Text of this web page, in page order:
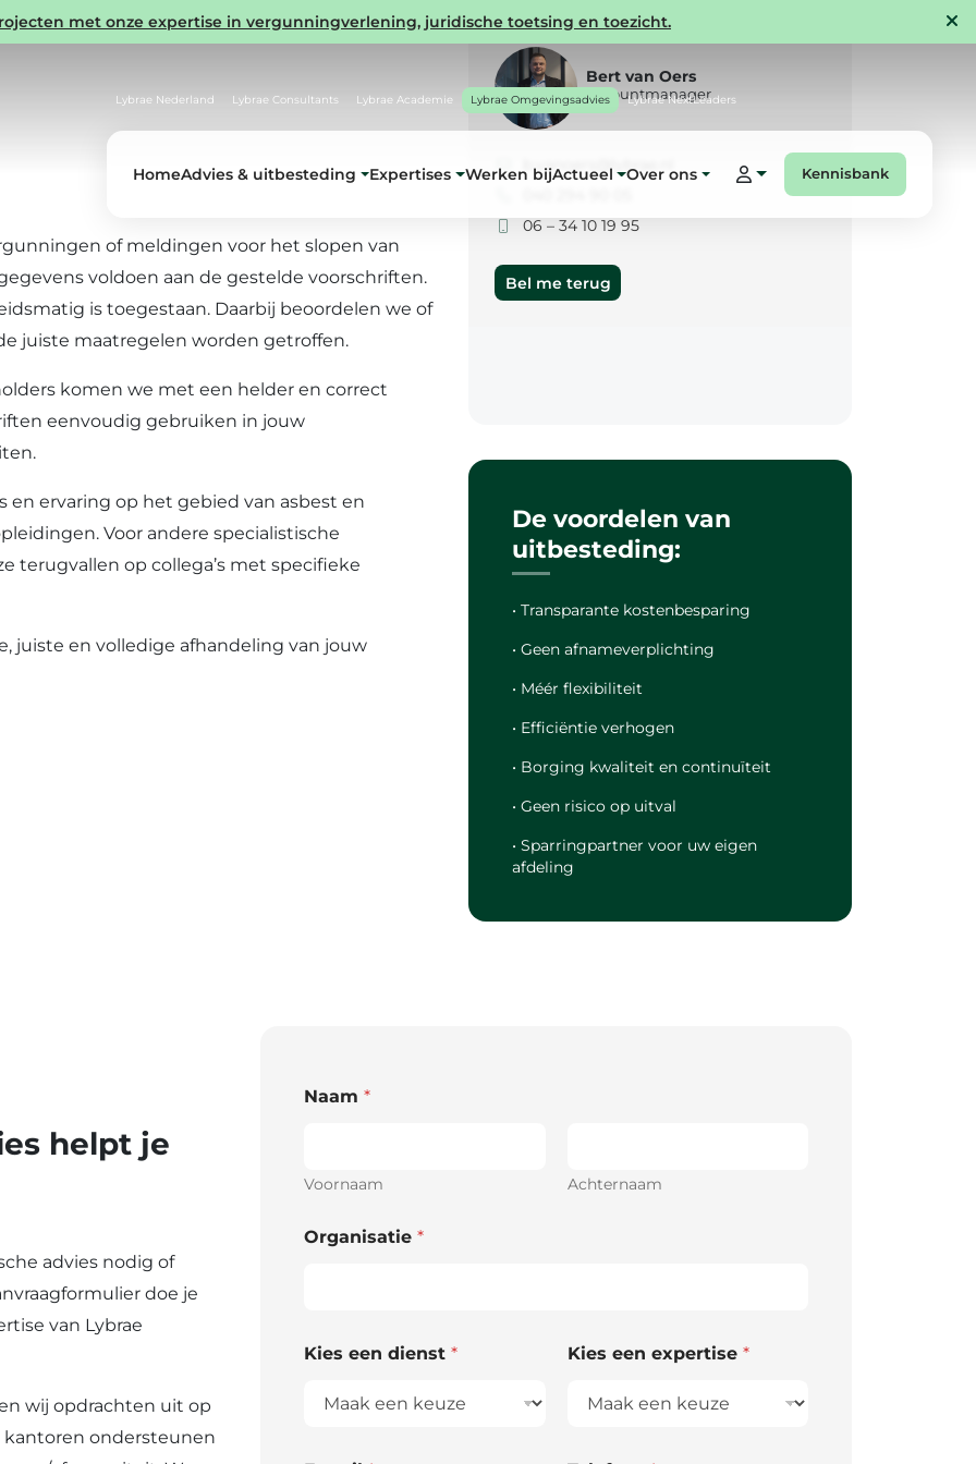
met onze expertise in vergunningverlening, juridische toetsing en toezicht.
Lybrae Nederland Lybrae Consultants Lybrae Academie Lybrae Omgevingsadvies Lybrae NextLeaders
HomeAdvies & uitbesteding Expertises Werken bijActueel Over ons Kennisbank
of meldingen voor het slopen van
voldoen aan de gestelde voorschriften.
is toegestaan. Daarbij beoordelen we of
juiste maatregelen worden getroffen.
komen we met een helder en correct
eenvoudig gebruiken in jouw
ervaring op het gebied van asbest en
Voor andere specialistische
terugvallen op collega’s met specifieke
juiste en volledige afhandeling van jouw
Bert van Oers
Accountmanager
b.vanoers@lybrae.nl
06 – 34 10 19 95
Bel me terug
De voordelen van
uitbesteding:
• Transparante kostenbesparing
• Geen afnameverplichting
• Méér flexibiliteit
• Efficiëntie verhogen
• Borging kwaliteit en continuïteit
• Geen risico op uitval
• Sparringpartner voor uw eigen
afdeling
helpt je
advies nodig of
doe je
van Lybrae
wij opdrachten uit op
kantoren ondersteunen
Naam *
Voornaam Achternaam
Organisatie *
Kies een dienst * Kies een expertise *